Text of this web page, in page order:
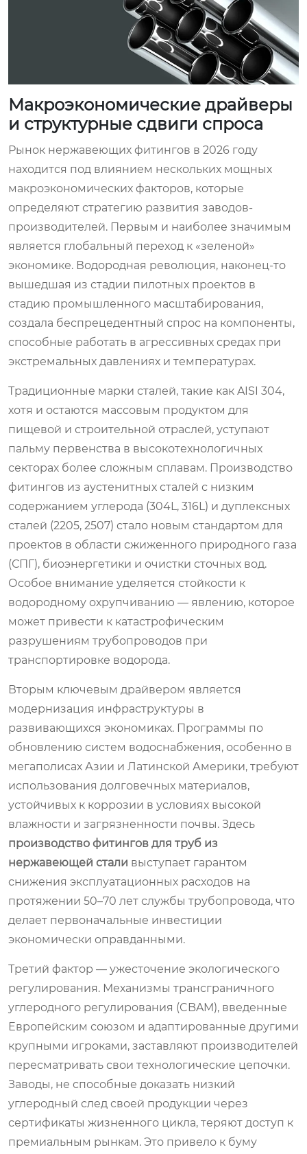
Макроэкономические драйверы
и структурные сдвиги спроса
Рынок нержавеющих фитингов в 2026 году
находится под влиянием нескольких мощных
макроэкономических факторов, которые
определяют стратегию развития заводов-
производителей. Первым и наиболее значимым
является глобальный переход к «зеленой»
экономике. Водородная революция, наконец-то
вышедшая из стадии пилотных проектов в
стадию промышленного масштабирования,
создала беспрецедентный спрос на компоненты,
способные работать в агрессивных средах при
экстремальных давлениях и температурах.
Традиционные марки сталей, такие как AISI 304,
хотя и остаются массовым продуктом для
пищевой и строительной отраслей, уступают
пальму первенства в высокотехнологичных
секторах более сложным сплавам. Производство
фитингов из аустенитных сталей с низким
содержанием углерода (304L, 316L) и дуплексных
сталей (2205, 2507) стало новым стандартом для
проектов в области сжиженного природного газа
(СПГ), биоэнергетики и очистки сточных вод.
Особое внимание уделяется стойкости к
водородному охрупчиванию — явлению, которое
может привести к катастрофическим
разрушениям трубопроводов при
транспортировке водорода.
Вторым ключевым драйвером является
модернизация инфраструктуры в
развивающихся экономиках. Программы по
обновлению систем водоснабжения, особенно в
мегаполисах Азии и Латинской Америки, требуют
использования долговечных материалов,
устойчивых к коррозии в условиях высокой
влажности и загрязненности почвы. Здесь
производство фитингов для труб из
нержавеющей стали выступает гарантом
снижения эксплуатационных расходов на
протяжении 50–70 лет службы трубопровода, что
делает первоначальные инвестиции
экономически оправданными.
Третий фактор — ужесточение экологического
регулирования. Механизмы трансграничного
углеродного регулирования (CBAM), введенные
Европейским союзом и адаптированные другими
крупными игроками, заставляют производителей
пересматривать свои технологические цепочки.
Заводы, не способные доказать низкий
углеродный след своей продукции через
сертификаты жизненного цикла, теряют доступ к
премиальным рынкам. Это привело к буму